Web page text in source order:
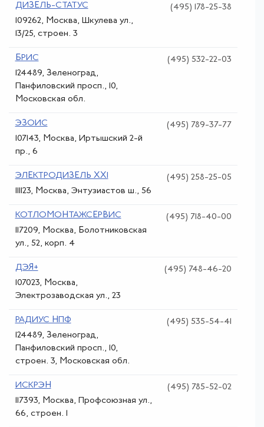
ДИЗЕЛЬ-СТАТУС
109262, Москва, Шкулева ул.,
13/25, строен. 3
(495) 178-25-38
БРИС
124489, Зеленоград,
Панфиловский просп., 10,
Московская обл.
(495) 532-22-03
ЭЗОИС
107143, Москва, Иртышский 2-й
пр., 6
(495) 789-37-77
ЭЛЕКТРОДИЗЕЛЬ XXI
111123, Москва, Энтузиастов ш., 56
(495) 258-25-05
КОТЛОМОНТАЖСЕРВИС
117209, Москва, Болотниковская
ул., 52, корп. 4
(495) 718-40-00
ДЭЯ+
107023, Москва,
Электрозаводская ул., 23
(495) 748-46-20
РАДИУС НПФ
124489, Зеленоград,
Панфиловский просп., 10,
строен. 3, Московская обл.
(495) 535-54-41
ИСКРЭН
117393, Москва, Профсоюзная ул.,
66, строен. 1
(495) 785-52-02